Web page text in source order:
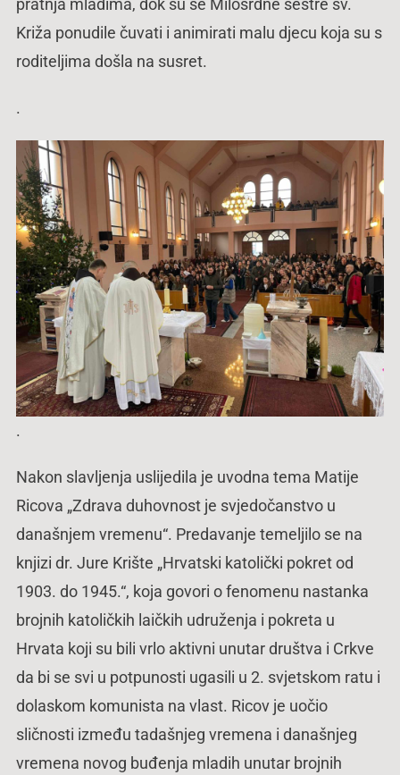
pratnja mladima, dok su se Milosrdne sestre sv.
Križa ponudile čuvati i animirati malu djecu koja su s
roditeljima došla na susret.
.
.
Nakon slavljenja uslijedila je uvodna tema Matije
Ricova „Zdrava duhovnost je svjedočanstvo u
današnjem vremenu“. Predavanje temeljilo se na
knjizi dr. Jure Krište „Hrvatski katolički pokret od
1903. do 1945.“, koja govori o fenomenu nastanka
brojnih katoličkih laičkih udruženja i pokreta u
Hrvata koji su bili vrlo aktivni unutar društva i Crkve
da bi se svi u potpunosti ugasili u 2. svjetskom ratu i
dolaskom komunista na vlast. Ricov je uočio
sličnosti između tadašnjeg vremena i današnjeg
vremena novog buđenja mladih unutar brojnih